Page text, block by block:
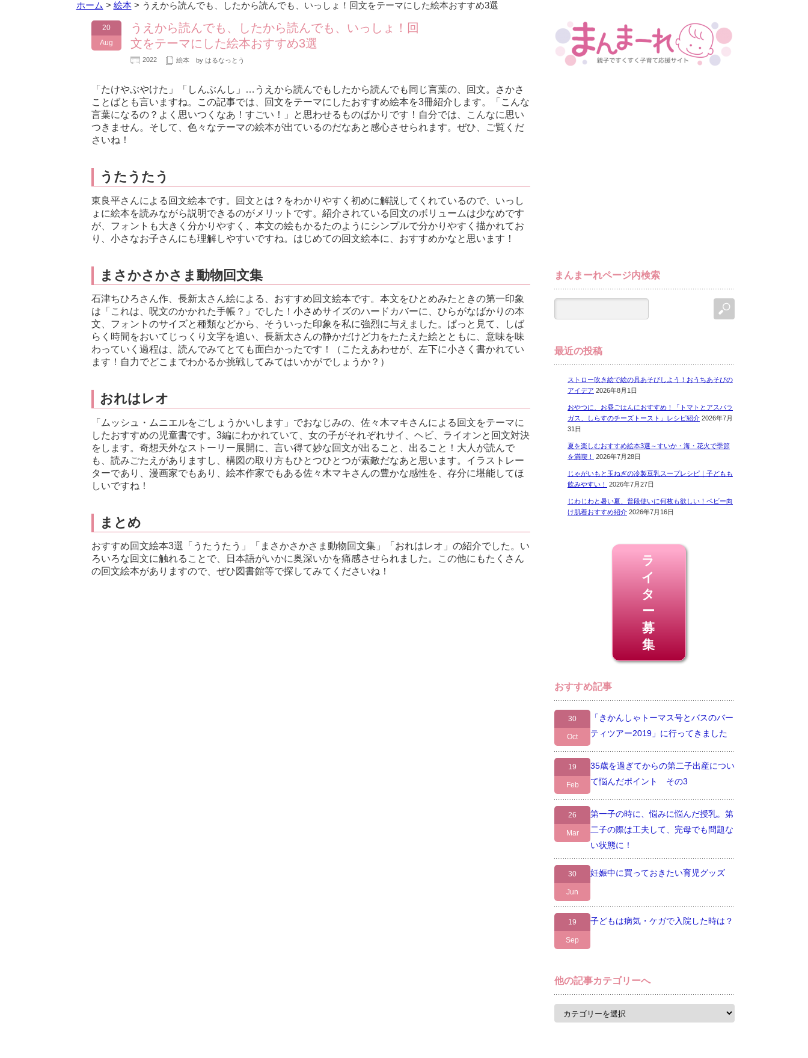
ホーム > 絵本> うえから読んでも、したから読んでも、いっしょ！回文をテーマにした絵本おすすめ3選
20
Aug
うえから読んでも、したから読んでも、いっしょ！回
文をテーマにした絵本おすすめ3選
2022 絵本 by はるなっとう
「たけやぶやけた」「しんぶんし」…うえから読んでもしたから読んでも同じ言葉の、回文。さかさ
ことばとも言いますね。この記事では、回文をテーマにしたおすすめ絵本を3冊紹介します。「こんな
言葉になるの？よく思いつくなあ！すごい！」と思わせるものばかりです！自分では、こんなに思い
つきません。そして、色々なテーマの絵本が出ているのだなあと感心させられます。ぜひ、ご覧くだ
さいね！
うたうたう
東良平さんによる回文絵本です。回文とは？をわかりやすく初めに解説してくれているので、いっし
ょに絵本を読みながら説明できるのがメリットです。紹介されている回文のボリュームは少なめです
が、フォントも大きく分かりやすく、本文の絵もかるたのようにシンプルで分かりやすく描かれてお
り、小さなお子さんにも理解しやすいですね。はじめての回文絵本に、おすすめかなと思います！
まさかさかさま動物回文集
石津ちひろさん作、長新太さん絵による、おすすめ回文絵本です。本文をひとめみたときの第一印象
は「これは、呪文のかかれた手帳？」でした！小さめサイズのハードカバーに、ひらがなばかりの本
文、フォントのサイズと種類などから、そういった印象を私に強烈に与えました。ぱっと見て、しば
らく時間をおいてじっくり文字を追い、長新太さんの静かだけど力をたたえた絵とともに、意味を味
わっていく過程は、読んでみてとても面白かったです！（こたえあわせが、左下に小さく書かれてい
ます！自力でどこまでわかるか挑戦してみてはいかがでしょうか？）
おれはレオ
「ムッシュ・ムニエルをごしょうかいします」でおなじみの、佐々木マキさんによる回文をテーマに
したおすすめの児童書です。3編にわかれていて、女の子がそれぞれサイ、ヘビ、ライオンと回文対決
をします。奇想天外なストーリー展開に、言い得て妙な回文が出ること、出ること！大人が読んで
も、読みごたえがありますし、構図の取り方もひとつひとつが素敵だなあと思います。イラストレー
ターであり、漫画家でもあり、絵本作家でもある佐々木マキさんの豊かな感性を、存分に堪能してほ
しいですね！
まとめ
おすすめ回文絵本3選「うたうたう」「まさかさかさま動物回文集」「おれはレオ」の紹介でした。い
ろいろな回文に触れることで、日本語がいかに奥深いかを痛感させられました。この他にもたくさん
の回文絵本がありますので、ぜひ図書館等で探してみてくださいね！
まんまーれページ内検索
最近の投稿
ストロー吹き絵で絵の具あそびしよう！おうちあそびの
アイデア 2026年8月1日
おやつに、お昼ごはんにおすすめ！「トマトとアスパラ
ガス、しらすのチーズトースト」レシピ紹介 2026年7月
31日
夏を楽しむおすすめ絵本3選～すいか・海・花火で季節
を満喫！
2026年7月28日
じゃがいもと玉ねぎの冷製豆乳スープレシピ｜子どもも
飲みやすい！
2026年7月27日
じわじわと暑い夏、普段使いに何枚も欲しい！ベビー向
け肌着おすすめ紹介 2026年7月16日
ラ
イ
タ
ー
募
集
おすすめ記事
30
Oct
「きかんしゃトーマス号とバスのバー
ティツアー2019」に行ってきました
19
Feb
35歳を過ぎてからの第二子出産につい
て悩んだポイント その3
26
Mar
第一子の時に、悩みに悩んだ授乳。第
二子の際は工夫して、完母でも問題な
い状態に！
30
Jun
妊娠中に買っておきたい育児グッズ
19
Sep
子どもは病気・ケガで入院した時は？
他の記事カテゴリーへ
他